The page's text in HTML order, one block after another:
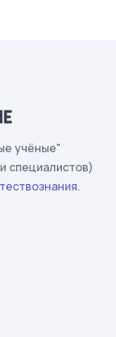
учёные"
специалистов)
.